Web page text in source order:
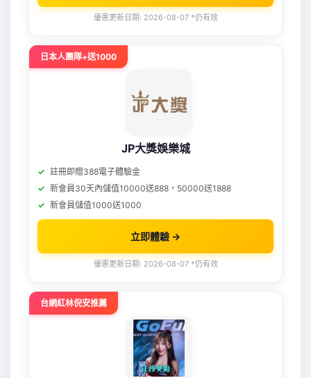
優惠更新日期: 2026-08-07 *仍有效
日本人團隊+送1000
JP大獎娛樂城
註冊即贈388電子體驗金
新會員30天內儲值10000送888，50000送1888
新會員儲值1000送1000
立即體驗 →
優惠更新日期: 2026-08-07 *仍有效
台網紅林倪安推薦